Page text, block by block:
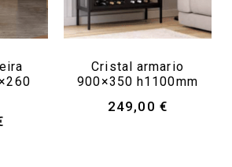
Cristal armario
900×350 h1100mm
249,00 €